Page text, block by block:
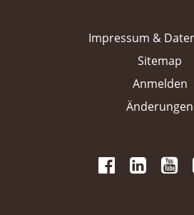
Impressum &
Sitemap
Anmelden
Änderungen